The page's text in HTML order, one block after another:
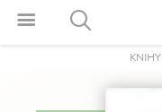
KNIHY